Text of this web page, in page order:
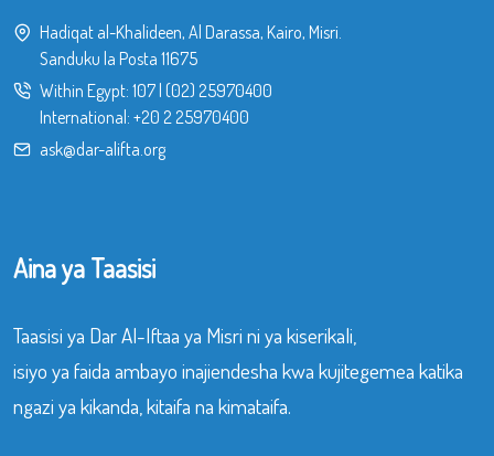
Hadiqat al-Khalideen, Al Darassa, Kairo, Misri.
Sanduku la Posta 11675
Within Egypt: 107| (02) 25970400
International: +20 2 25970400
ask@dar-alifta.org
Aina ya Taasisi
Taasisi ya Dar Al-Iftaa ya Misri ni ya kiserikali,
isiyo ya faida ambayo inajiendesha kwa kujitegemea katika
ngazi ya kikanda, kitaifa na kimataifa.